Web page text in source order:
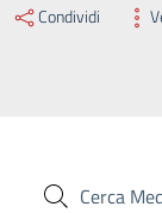
Condividi
Cerca